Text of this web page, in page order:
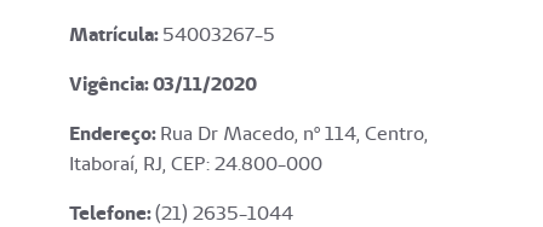
Matrícula:54003267-5
Vigência: 03/11/2020
Endereço:Rua Dr Macedo, nº 114, Centro,
Itaboraí, RJ, CEP: 24.800-000
Telefone:(21) 2635-1044